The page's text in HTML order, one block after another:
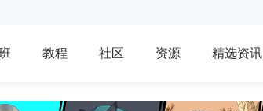
教程 社区 资源 精选资讯